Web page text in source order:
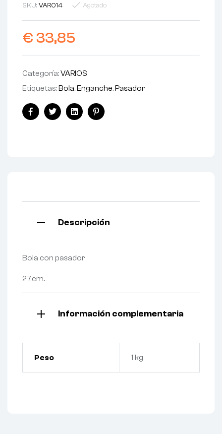
SKU: VAR014 Agotado
€ 33,85
Categoría:VARIOS
Etiquetas: Bola, Enganche, Pasador
FacebookTwitterLinkedinPinterest
Descripción
Bola con pasador
27cm.
Información complementaria
Peso 1 kg